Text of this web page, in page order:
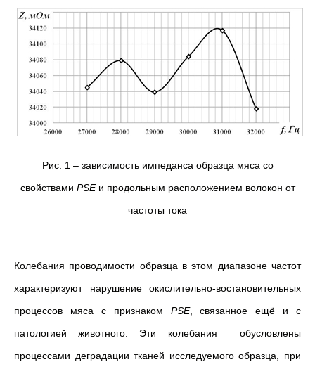
Рис. 1 – зависимость импеданса образца мяса со
свойствами PSEи продольным расположением волокон от
частоты тока
Колебания проводимости образца в этом диапазоне частот
характеризуют нарушение окислительно-востановительных
процессов мяса с признаком PSE, связанное ещё и с
патологией животного. Эти колебания обусловлены
процессами деградации тканей исследуемого образца, при